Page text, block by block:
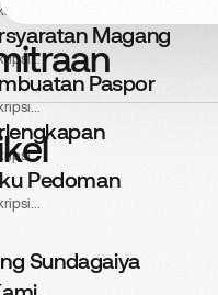
Magang
Paspor
Pedoman
Sundagaiya